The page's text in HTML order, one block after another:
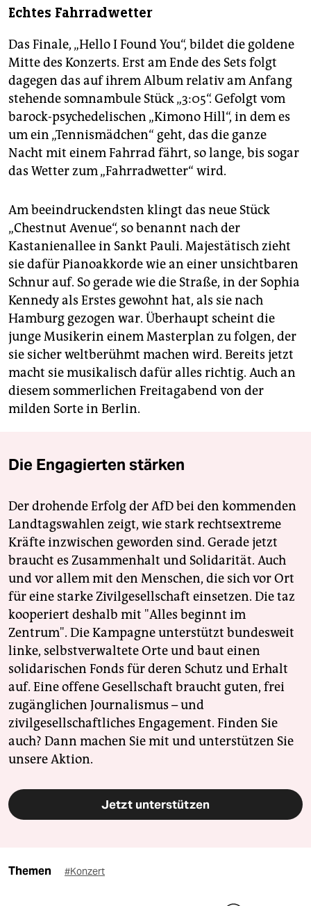
Echtes Fahrradwetter
Das Finale, „Hello I Found You“, bildet die goldene
Mitte des Konzerts. Erst am Ende des Sets folgt
dagegen das auf ihrem Album relativ am Anfang
stehende somnambule Stück „3:05“. Gefolgt vom
barock-psychedelischen „Kimono Hill“, in dem es
um ein „Tennismädchen“ geht, das die ganze
Nacht mit einem Fahrrad fährt, so lange, bis sogar
das Wetter zum „Fahrradwetter“ wird.
Am beeindruckendsten klingt das neue Stück
„Chestnut Avenue“, so benannt nach der
Kastanienallee in Sankt Pauli. Majestätisch zieht
sie dafür Pianoakkorde wie an einer unsichtbaren
Schnur auf. So gerade wie die Straße, in der Sophia
Kennedy als Erstes gewohnt hat, als sie nach
Hamburg gezogen war. Überhaupt scheint die
junge Musikerin einem Masterplan zu folgen, der
sie sicher weltberühmt machen wird. Bereits jetzt
macht sie musikalisch dafür alles richtig. Auch an
diesem sommerlichen Freitagabend von der
milden Sorte in Berlin.
Die Engagierten stärken
Der drohende Erfolg der AfD bei den kommenden
Landtagswahlen zeigt, wie stark rechtsextreme
Kräfte inzwischen geworden sind. Gerade jetzt
braucht es Zusammenhalt und Solidarität. Auch
und vor allem mit den Menschen, die sich vor Ort
für eine starke Zivilgesellschaft einsetzen. Die taz
kooperiert deshalb mit "Alles beginnt im
Zentrum". Die Kampagne unterstützt bundesweit
linke, selbstverwaltete Orte und baut einen
solidarischen Fonds für deren Schutz und Erhalt
auf. Eine offene Gesellschaft braucht guten, frei
zugänglichen Journalismus – und
zivilgesellschaftliches Engagement. Finden Sie
auch? Dann machen Sie mit und unterstützen Sie
unsere Aktion.
Jetzt unterstützen
Themen #Konzert